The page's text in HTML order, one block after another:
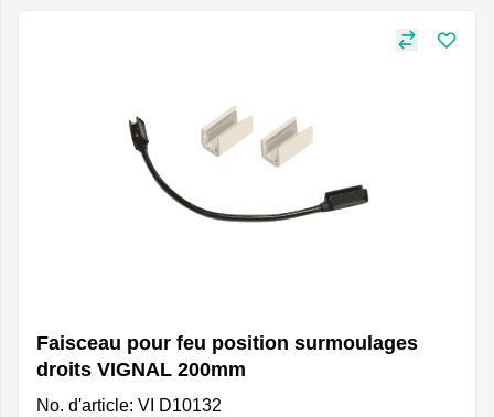
Faisceau pour feu position surmoulages
droits VIGNAL 200mm
No. d'article: VI D10132